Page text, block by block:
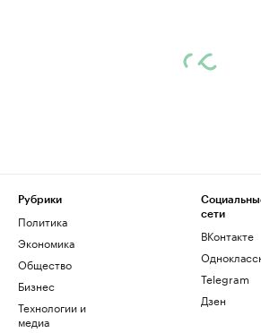
Рубрики
Политика
Экономика
Общество
Бизнес
Технологии и
медиа
сети
ВКонтакте
Telegram
Дзен